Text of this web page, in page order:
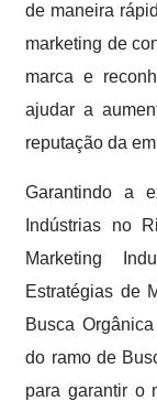
de maneira
marketing de
marca e
ajudar a
reputação da
Garantindo a
Indústrias no
Marketing
Estratégias de
Busca
do ramo de
para garantir o